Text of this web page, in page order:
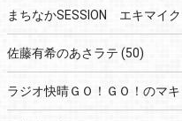
まちなかSESSION エキマイク
佐藤有希のあさラテ (50)
ラジオ快晴ＧＯ！ＧＯ！のマキ